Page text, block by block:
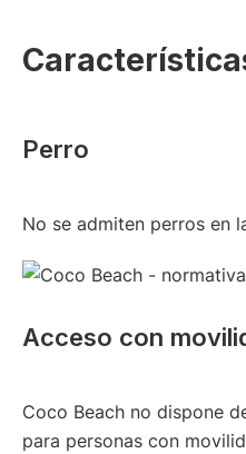
Perro
No se admiten perros en
Acceso con
Coco Beach no dispone
para personas con